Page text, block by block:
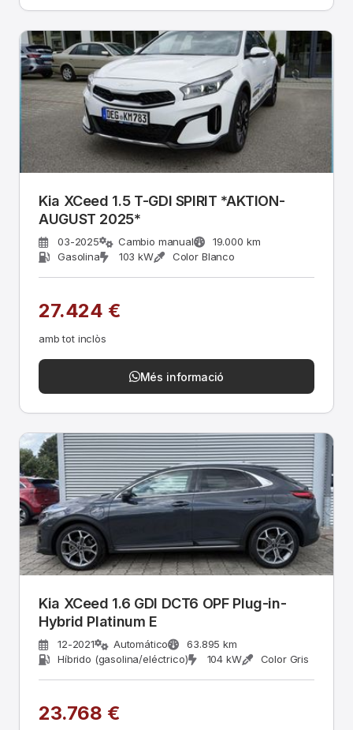
Kia XCeed 1.5 T-GDI SPIRIT *AKTION-
AUGUST 2025*
03-2025 Cambio manual
19.000 km
Gasolina
103 kW Color Blanco
27.424 €
amb tot inclòs
Més informació
Kia XCeed 1.6 GDI DCT6 OPF Plug-in-
Hybrid Platinum E
12-2021 Automático
63.895 km
Híbrido (gasolina/eléctrico)
104 kW Color Gris
23.768 €